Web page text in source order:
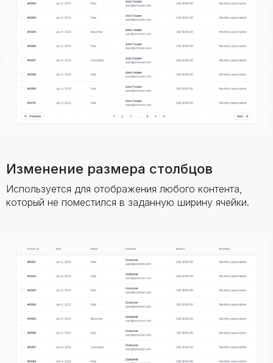
Изменение размера столбцов
Используется для отображения любого контента,
который не поместился в заданную ширину ячейки.